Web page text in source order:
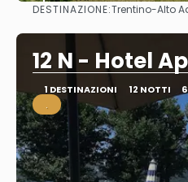
DESTINAZIONE:Trentino-Alto
12 N - Hotel
1 DESTINAZIONI 12 NOTTI
.